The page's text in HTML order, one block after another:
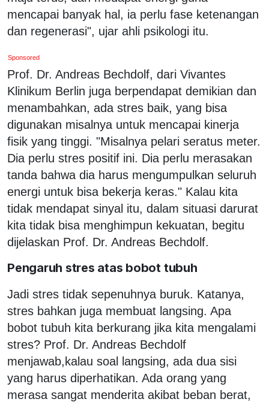
mencapai banyak hal, ia perlu fase ketenangan
dan regenerasi", ujar ahli psikologi itu.
Sponsored
Prof. Dr. Andreas Bechdolf, dari Vivantes
Klinikum Berlin juga berpendapat demikian dan
menambahkan, ada stres baik, yang bisa
digunakan misalnya untuk mencapai kinerja
fisik yang tinggi. "Misalnya pelari seratus meter.
Dia perlu stres positif ini. Dia perlu merasakan
tanda bahwa dia harus mengumpulkan seluruh
energi untuk bisa bekerja keras." Kalau kita
tidak mendapat sinyal itu, dalam situasi darurat
kita tidak bisa menghimpun kekuatan, begitu
dijelaskan Prof. Dr. Andreas Bechdolf.
Pengaruh stres atas bobot tubuh
Jadi stres tidak sepenuhnya buruk. Katanya,
stres bahkan juga membuat langsing. Apa
bobot tubuh kita berkurang jika kita mengalami
stres? Prof. Dr. Andreas Bechdolf
menjawab,kalau soal langsing, ada dua sisi
yang harus diperhatikan. Ada orang yang
merasa sangat menderita akibat beban berat,